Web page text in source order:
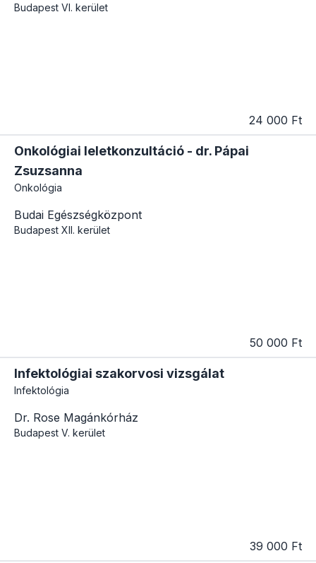
Budapest VI. kerület
24 000 Ft
Onkológiai leletkonzultáció - dr. Pápai
Zsuzsanna
Onkológia
Budai Egészségközpont
Budapest XII. kerület
50 000 Ft
Infektológiai szakorvosi vizsgálat
Infektológia
Dr. Rose Magánkórház
Budapest V. kerület
39 000 Ft